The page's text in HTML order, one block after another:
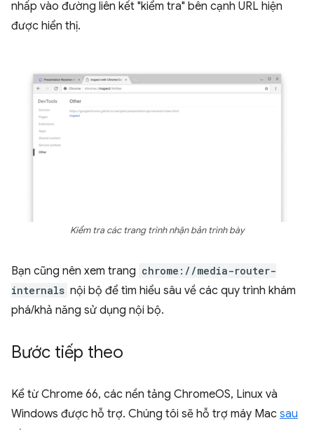
nhấp vào đường liên kết "kiểm tra" bên cạnh URL hiện
được hiển thị.
Kiểm tra các trang trình nhận bản trình bày
Bạn cũng nên xem trang chrome://media-router-
internals nội bộ để tìm hiểu sâu về các quy trình khám
phá/khả năng sử dụng nội bộ.
Bước tiếp theo
Kể từ Chrome 66, các nền tảng ChromeOS, Linux và
Windows được hỗ trợ. Chúng tôi sẽ hỗ trợ máy Mac sau